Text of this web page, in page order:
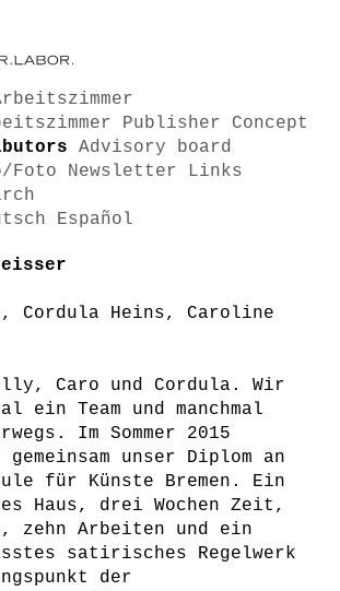
Publisher
Concept
Advisory board
Foto
Newsletter
Links
Español
Cordula Heins, Caroline
Caro und Cordula. Wir
ein Team und manchmal
Im Sommer 2015
unser Diplom an
für Künste Bremen. Ein
Haus, drei Wochen Zeit,
zehn Arbeiten und ein
satirisches Regelwerk
der